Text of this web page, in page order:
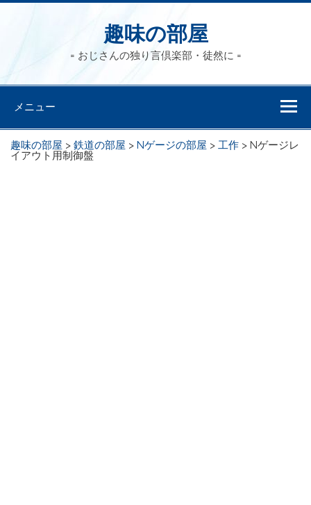
趣味の部屋
= おじさんの独り言倶楽部・徒然に =
メニュー
趣味の部屋 >鉄道の部屋 >Nゲージの部屋 >工作 > Nゲージレ
イアウト用制御盤